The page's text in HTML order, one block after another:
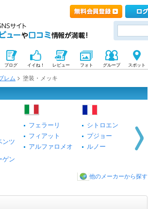
ブログ イイね！ レビュー フォト グループ スポット
レム 塗装・メッキ
ンツ
ゲン
フェラーリ
フィアット
アルファロメオ
シトロエン
プジョー
ルノー
他のメーカーから探す